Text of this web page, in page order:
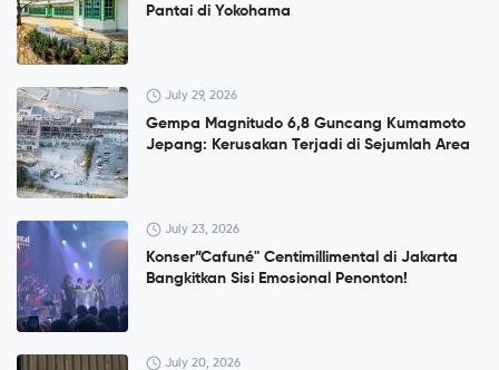
Pantai di Yokohama
July 29, 2026
Gempa Magnitudo 6,8 Guncang Kumamoto
Jepang: Kerusakan Terjadi di Sejumlah Area
July 23, 2026
Konser”Cafuné" Centimillimental di Jakarta
Bangkitkan Sisi Emosional Penonton!
July 20, 2026